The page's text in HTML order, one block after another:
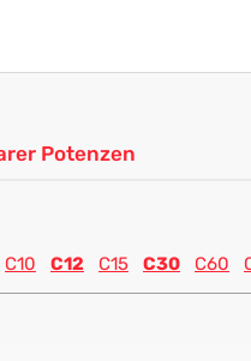
Potenzen
C10 C12 C15 C30 C60